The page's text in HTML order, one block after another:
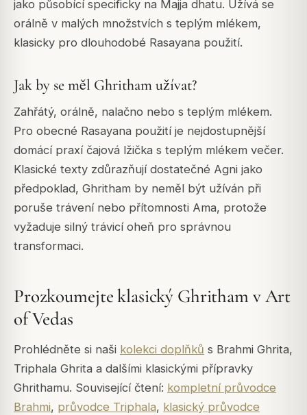
jako působící specificky na Majja dhatu. Užívá se
orálně v malých množstvích s teplým mlékem,
klasicky pro dlouhodobé Rasayana použití.
Jak by se měl Ghritham užívat?
Zahřátý, orálně, nalačno nebo s teplým mlékem.
Pro obecné Rasayana použití je nejdostupnější
domácí praxí čajová lžička s teplým mlékem večer.
Klasické texty zdůrazňují dostatečné Agni jako
předpoklad, Ghritham by neměl být užíván při
poruše trávení nebo přítomnosti Ama, protože
vyžaduje silný trávicí oheň pro správnou
transformaci.
Prozkoumejte klasický Ghritham v Art
of Vedas
Prohlédněte si naši kolekci doplňků s Brahmi Ghrita,
Triphala Ghrita a dalšími klasickými přípravky
Ghrithamu. Související čtení: kompletní průvodce
Brahmi, průvodce Triphala, klasický průvodce